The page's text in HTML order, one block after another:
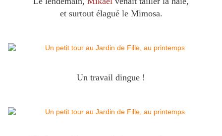
et surtout élagué le Mimosa.
Un travail dingue !